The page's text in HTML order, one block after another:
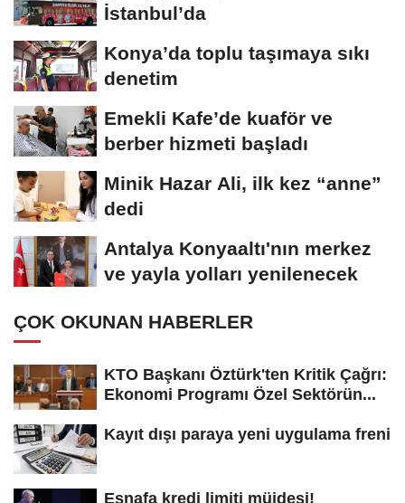
İstanbul’da
Konya’da toplu taşımaya sıkı
denetim
Emekli Kafe’de kuaför ve
berber hizmeti başladı
Minik Hazar Ali, ilk kez “anne”
dedi
Antalya Konyaaltı'nın merkez
ve yayla yolları yenilenecek
ÇOK OKUNAN HABERLER
KTO Başkanı Öztürk'ten Kritik Çağrı:
Ekonomi Programı Özel Sektörün...
Kayıt dışı paraya yeni uygulama freni
Esnafa kredi limiti müjdesi!